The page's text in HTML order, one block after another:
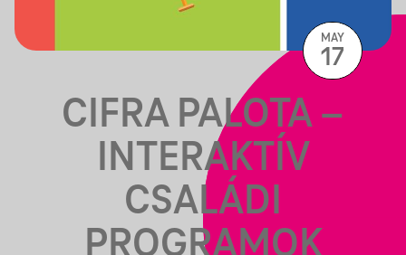
CIFRA PALOTA –
INTERAKTÍV
CSALÁDI
PROGRAMOK
MAY
17